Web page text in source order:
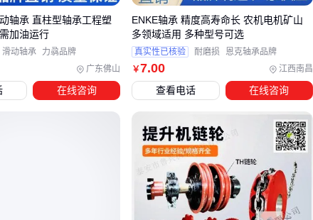
保持架材质：铜保持器比钢制更耐冲击，但成本更高
预紧力调整：精密机床轴承需要专业调校间隙
散热通道：大功率电机轴承必须有良好的热疏导设计
些隐形参数才是区分"能用"和"好用"的关键。🔍
三、四类典型场景的选型方案
：其四点接触设计能稳定维持转
广东佛山
轴承 直柱型轴承工程塑
加油运行
滑动轴承 力骉品牌
在线咨询
￥7.00 江西南昌
ENKE轴承 精度高寿命长 农机电机矿山
多领域适用 多种型号可选
真实性已核验 耐磨损 恩克轴承品牌
查看电话 在线咨询